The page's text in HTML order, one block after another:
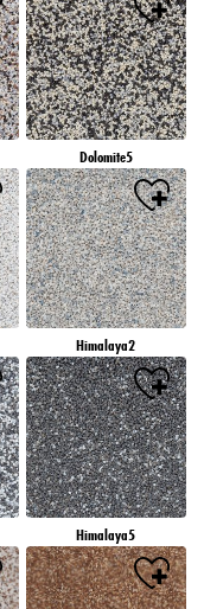
Dolomite5
Himalaya2
Himalaya5